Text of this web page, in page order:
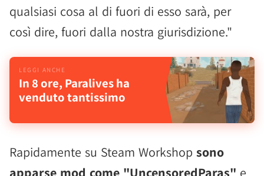
qualsiasi cosa al di fuori di esso sarà, per
così dire, fuori dalla nostra giurisdizione."
In 8 ore, Paralives ha
venduto tantissimo
Rapidamente su Steam Workshop sono
apparse mod come "UncensoredParas" e